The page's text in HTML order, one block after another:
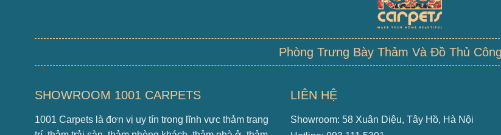
Phòng Trưng Bày Thảm Và Đồ Thủ
SHOWROOM 1001 CARPETS
1001 Carpets là đơn vị uy tín trong lĩnh vực thảm trang
LIÊN HỆ
Showroom: 58 Xuân Diệu, Tây Hồ, Hà Nội